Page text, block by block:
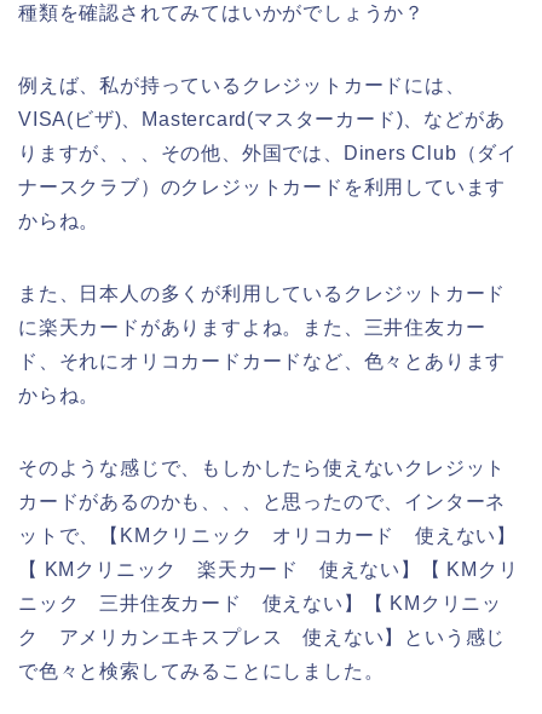
種類を確認されてみてはいかがでしょうか？
例えば、私が持っているクレジットカードには、
VISA(ビザ)、Mastercard(マスターカード)、などがあ
りますが、、、その他、外国では、Diners Club（ダイ
ナースクラブ）のクレジットカードを利用しています
からね。
また、日本人の多くが利用しているクレジットカード
に楽天カードがありますよね。また、三井住友カー
ド、それにオリコカードカードなど、色々とあります
からね。
そのような感じで、もしかしたら使えないクレジット
カードがあるのかも、、、と思ったので、インターネ
ットで、【KMクリニック オリコカード 使えない】
【 KMクリニック 楽天カード 使えない】【 KMクリ
ニック 三井住友カード 使えない】【 KMクリニッ
ク アメリカンエキスプレス 使えない】という感じ
で色々と検索してみることにしました。